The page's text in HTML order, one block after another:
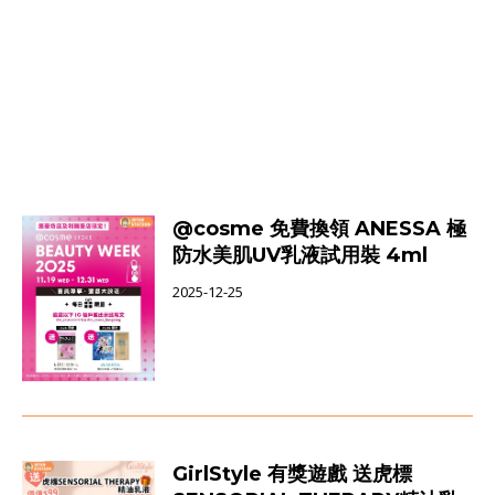
@cosme 免費換領 ANESSA 極
防水美肌UV乳液試用裝 4ml
2025-12-25
GirlStyle 有獎遊戲 送虎標